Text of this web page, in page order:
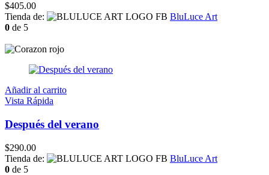
$405.00
Tienda de:
BluLuce Art
0 de 5
Añadir al carrito
Vista Rápida
Después del verano
$290.00
Tienda de:
BluLuce Art
0 de 5